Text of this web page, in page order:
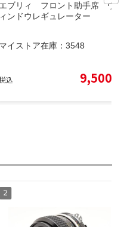
エブリィ フロント助手席 ウ
ィンドウレギュレーター
マイストア在庫： 3548
込 9,500